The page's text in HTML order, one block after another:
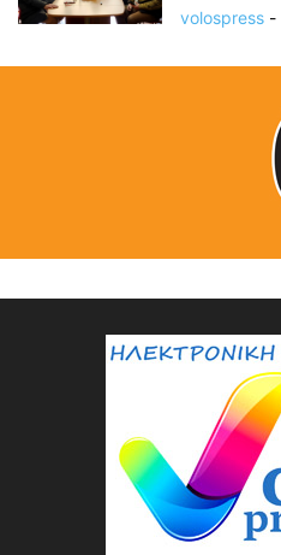
volospress -